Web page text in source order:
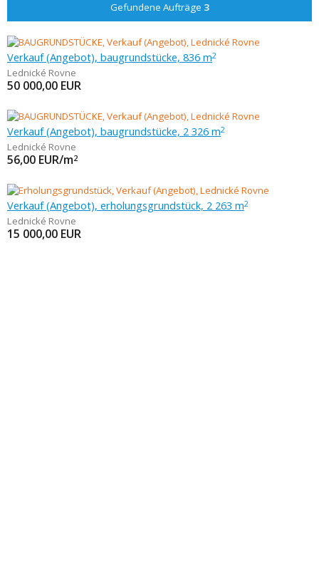
Gefundene Aufträge 3
Verkauf (Angebot), baugrundstücke, 836 m2
Lednické Rovne
50 000,00 EUR
Verkauf (Angebot), baugrundstücke, 2 326 m2
Lednické Rovne
56,00 EUR/m2
Verkauf (Angebot), erholungsgrundstück, 2 263 m2
Lednické Rovne
15 000,00 EUR